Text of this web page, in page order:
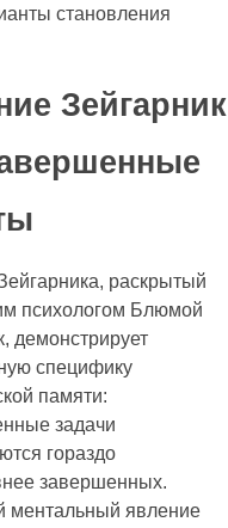
становления
Зейгарник
раскрытый
психологом Блюмой
демонстрирует
специфику
памяти:
задачи
гораздо
завершенных.
ментальный явление